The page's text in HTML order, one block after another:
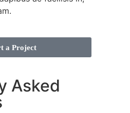
a Project
Asked